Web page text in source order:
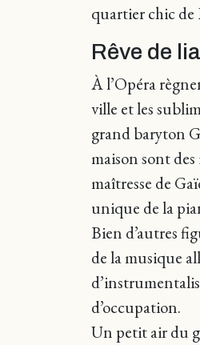
quartier chic de
Rêve de
À l’Opéra
ville et les
grand baryton
maison sont
maîtresse de
unique de la
Bien d’autres
de la musique
d’occupation.
Un petit air du